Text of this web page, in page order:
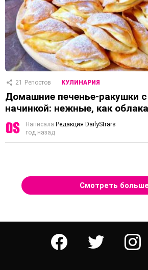
21 Репостов КУЛИНАРИЯ
Домашние печенье-ракушки
начинкой: нежные, как облака
Написала Редакция DailyStrars
год назад
Смотреть больше
facebook twitter